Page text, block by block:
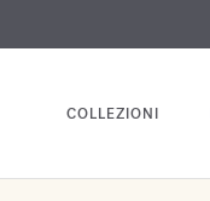
COLLEZIONI